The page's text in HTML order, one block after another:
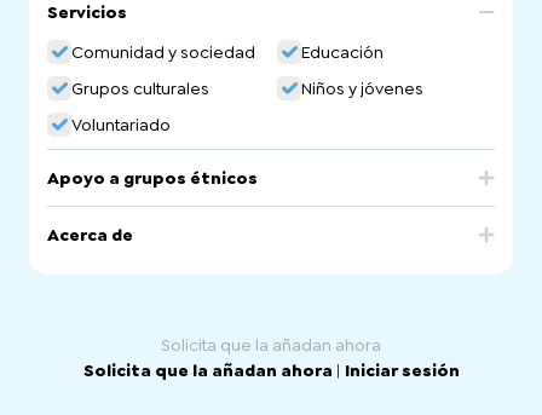
Servicios
Comunidad y sociedad
Educación
Grupos culturales
Niños y jóvenes
Voluntariado
Apoyo a grupos étnicos
Acerca de
Solicita que la añadan ahora
Solicita que la añadan ahora | Iniciar sesión